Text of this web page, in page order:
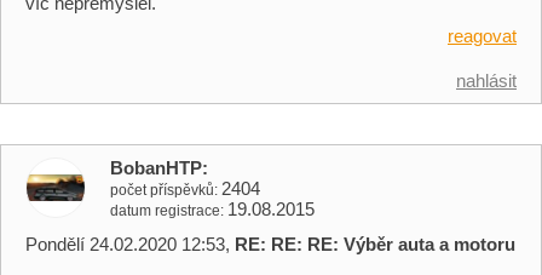
reagovat
nahlásit
BobanHTP
počet příspěvků 2404
datum registrace 19.08.2015
Pondělí 24.02.2020 12:53, RE: RE: RE: Výběr auta a motoru